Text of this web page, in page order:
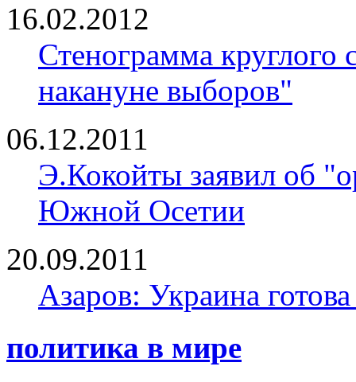
16.02.2012
Стенограмма круглого
накануне выборов"
06.12.2011
Э.Кокойты заявил об
Южной Осетии
20.09.2011
Азаров: Украина
политика в мире